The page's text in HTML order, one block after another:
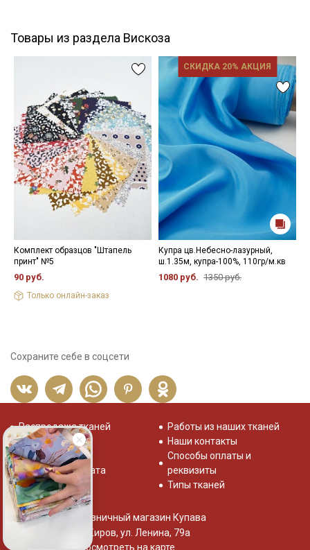
Товары из раздела Вискоза
Комплект образцов "Штапель
принт" №5
90 руб.
Только онлайн-заказ
СКИДКА 20% АКЦИЯ
Купра цв.Небесно-лазурный,
ш.1.35м, купра-100%, 110гр/м.кв
1080 руб. 1350 руб.
Сохраните себе в соцсети
Распродажа тканей
Отзывы о нас
Система скидок
Доставка и оплата
Работы из наших тканей
Наши контакты
Способы оплаты и
реквизиты
Типы тканей
Розничный магазин Купава
г. Киров, ул. Ленина, 79а
Посмотреть на карте